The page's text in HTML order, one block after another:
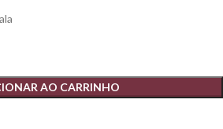
AO CARRINHO